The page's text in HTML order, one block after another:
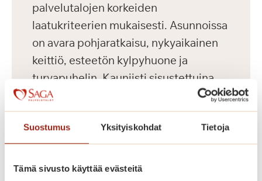
Suostumus Yksityiskohdat Tietoja
Tämä sivusto käyttää evästeitä
palvelutalojen korkeiden
laatukriteerien mukaisesti. Asunnoissa
on avara pohjaratkaisu, nykyaikainen
keittiö, esteetön kylpyhuone ja
turvapuhelin. Kauniisti sisustettuina
yleistiloina ovat asukkaiden käytössä
kahvila, ravintola, kirjasto, kerhohuone,
kuntosali ja saunaosasto terapia-
altaalla. Kesäisin vehreällä pihalla
vietetään yhdessä aikaa.